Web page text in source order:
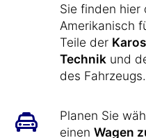
Sie finden
Amerikanisch
Teile der
Technik und
des Fahrzeugs.
Planen Sie
einen Wagen